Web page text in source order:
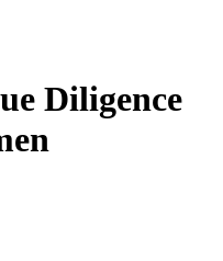
Diligence